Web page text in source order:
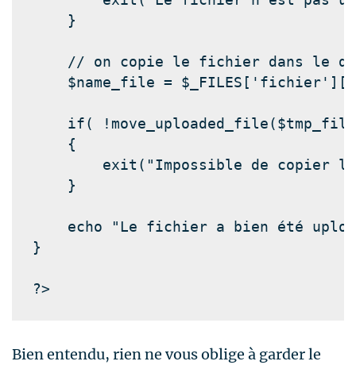
    }
// on copie le fichier dans le
$name_file = $_FILES [ 'fichier' ][
    if( !
move_uploaded_file($tmp_file
    {
        exit(
"Impossible de copier
    }
    echo
"Le fichier a bien été
}
?>
Bien entendu, rien ne vous oblige à garder le